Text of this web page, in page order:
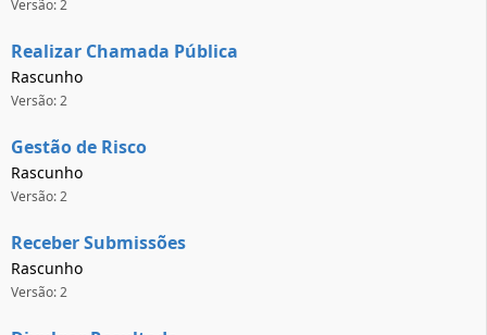
Versão: 2
Realizar Chamada Pública
Rascunho
Versão: 2
Gestão de Risco
Rascunho
Versão: 2
Receber Submissões
Rascunho
Versão: 2